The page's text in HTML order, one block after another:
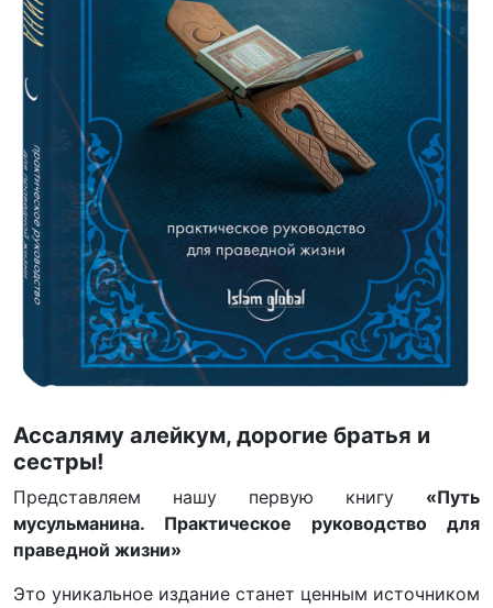
Ассаляму алейкум, дорогие братья и
сестры!
Представляем нашу первую книгу «Путь
мусульманина. Практическое руководство для
праведной жизни»
Это уникальное издание станет ценным источником